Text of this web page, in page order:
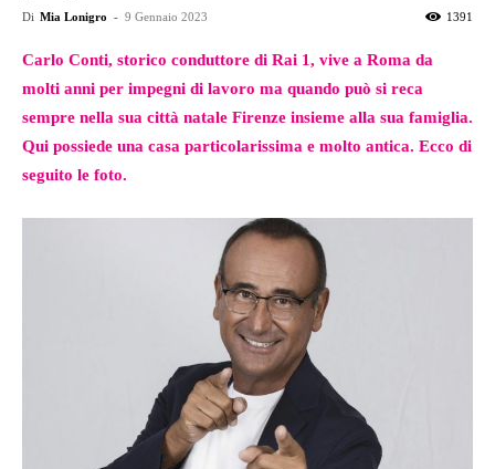
Di Mia Lonigro - 9 Gennaio 2023 1391
Carlo Conti, storico conduttore di Rai 1, vive a Roma da
molti anni per impegni di lavoro ma quando può si reca
sempre nella sua città natale Firenze insieme alla sua famiglia.
Qui possiede una casa particolarissima e molto antica. Ecco di
seguito le foto.